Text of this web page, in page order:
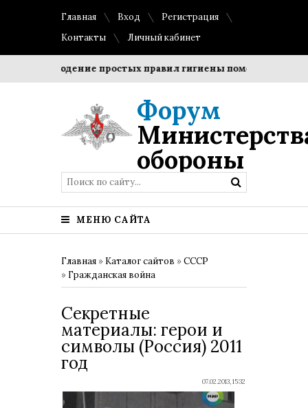
Главная Вход
Регистрация
Контакты
Личный кабинет
Соблюдение простых правил гигиены помогает
Форум
обороны
МЕНЮ САЙТА
Главная » Каталог сайтов »СССР
» Гражданская война
Секретные
материалы: герои и
символы (Россия) 2011
год
07.02.2013, 15:32